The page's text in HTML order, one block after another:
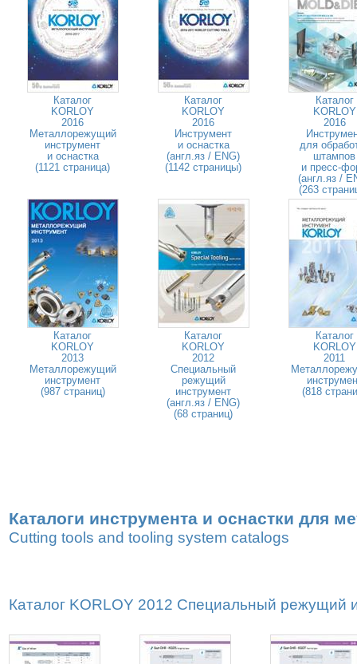
Каталог
KORLOY
2016
Металлорежущий
инструмент
и оснастка
(1121 страница)
Каталог
KORLOY
2016
Инструмент
и оснастка
(англ.яз / ENG)
(1142 страницы)
Каталог
KORLOY
2016
для
штампов
и пресс-
(англ.яз /
(263
Каталог
KORLOY
2013
Металлорежущий
инструмент
(987 страниц)
Каталог
KORLOY
2012
Специальный
режущий
инструмент
(англ.яз / ENG)
(68 страниц)
Каталог
KORLOY
2011
(818
Каталоги инструмента и оснастки для
Cutting tools and tooling system catalogs
Каталог KORLOY 2012 Специальный режущий